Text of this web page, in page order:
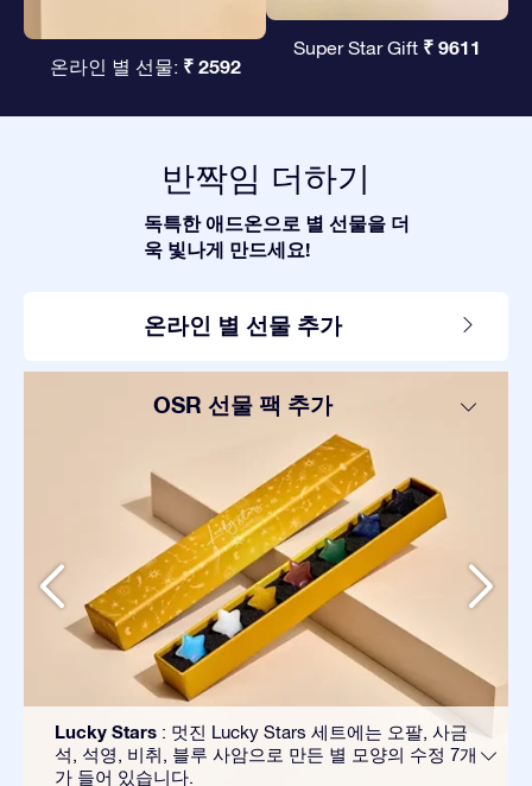
온라인 별 선물: ₹ 2592
Super Star Gift ₹ 9611
반짝임 더하기
독특한 애드온으로 별 선물을 더
욱 빛나게 만드세요!
온라인 별 선물 추가
OSR 선물 팩 추가
Lucky Stars : 멋진 Lucky Stars 세트에는 오팔, 사금
석, 석영, 비취, 블루 사암으로 만든 별 모양의 수정 7개
가 들어 있습니다.